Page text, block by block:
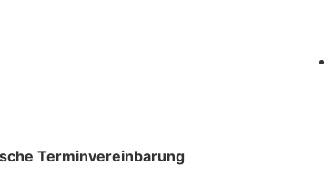
Terminvereinbarung